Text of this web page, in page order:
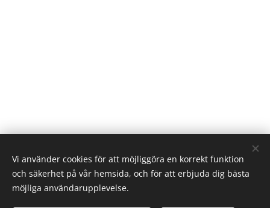
Skedala Trivselförening
Trivsiskedala@gmail.com
Bygdegårdsvägen 1
Vi använder cookies för att möjliggöra en korrekt funktion
och säkerhet på vår hemsida, och för att erbjuda dig bästa
möjliga användarupplevelse.